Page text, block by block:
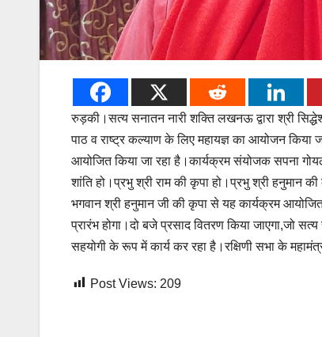
रुड़की।सत्य सनातन नारी शक्ति लखनऊ द्वारा श्री
पाठ व राष्ट्र कल्याण के लिए महायज्ञ का आयोजन किया
आयोजित किया जा रहा है।कार्यक्रम संयोजक सपना
शांति हो।प्रभु श्री राम की कृपा हो।प्रभु श्री हनुमान
भगवान श्री हनुमान जी की कृपा से यह कार्यक्रम
प्रारंभ होगा।दो बजे प्रसाद वितरण किया जाएगा,जो
सहयोगी के रूप में कार्य कर रहा है।रक्षिणी सभा के
Post Views: 209